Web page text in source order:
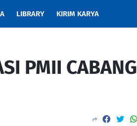
LIBRARY KIRIM KARYA
PMII CABANG